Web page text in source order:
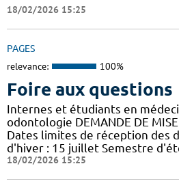
18/02/2026 15:25
PAGES
relevance: 100%
Foire aux questions
Internes et étudiants en
odontologie DEMANDE DE MISE
Dates limites de réception des
d'hiver : 15 juillet Semestre
18/02/2026 15:25